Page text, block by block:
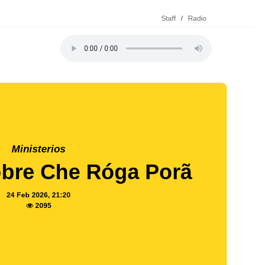
Staff / Radio
Ministerios
Che Róga Porã
24 Feb 2026, 21:20
2095